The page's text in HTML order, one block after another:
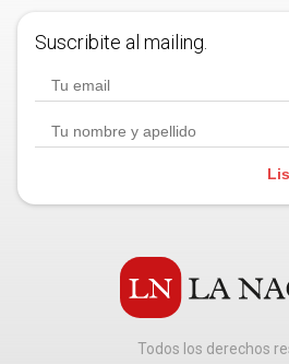
Suscribite al mailing.
Todos los derechos